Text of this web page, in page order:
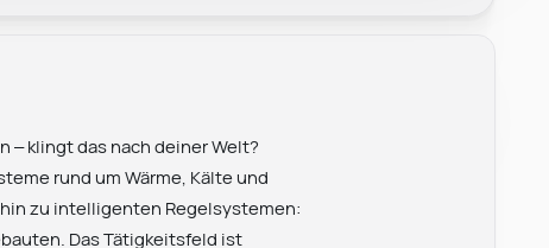
klingt das nach deiner Welt?
rund um Wärme, Kälte und
zu intelligenten Regelsystemen:
Das Tätigkeitsfeld ist